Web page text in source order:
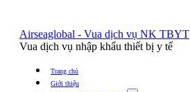
Airseaglobal - Vua dịch vụ NK TBYT
Vua dịch vụ nhập khẩu thiết bị y tế
Trang chủ
Giới thiệu